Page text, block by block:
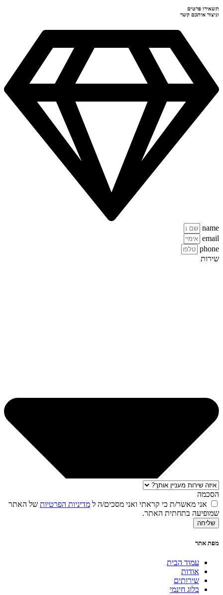
תשאירו פרטים
וניצור איתכם קשר
name
email
phone
שירות
הסכמה
אני מאשר/ת כי קראתי ואני מסכים/ה ל מדיניות הפרטיות של האתר
שמופיעה בתחתית האתר.
שליחה
מפת אתר
עמוד הבית
אודות
שירותים
בלוג חינמי